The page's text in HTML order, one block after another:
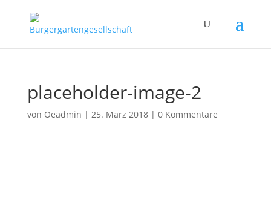
placeholder-image-2
von Oeadmin | 25. März 2018| 0 Kommentare